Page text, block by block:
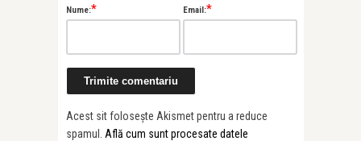
Nume:* Email:*
Acest sit folosește Akismet pentru a reduce
spamul. Află cum sunt procesate datele